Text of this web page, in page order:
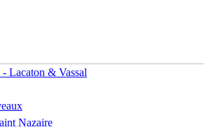
Lacaton & Vassal
Nazaire